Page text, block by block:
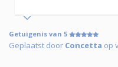
Getuigenis van 5
Geplaatst door Concetta op